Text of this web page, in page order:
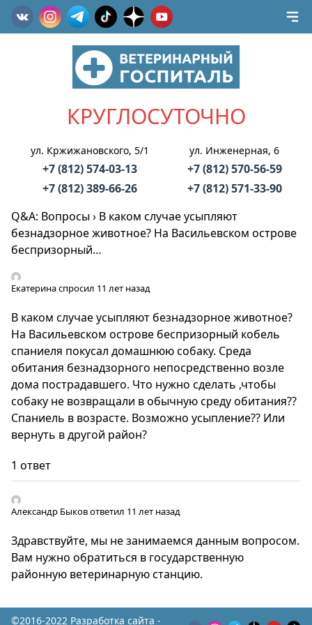
КРУГЛОСУТОЧНО
ул. Кржижановского, 5/1
+7 (812) 574-03-13
+7 (812) 389-66-26
ул. Инженерная, 6
+7 (812) 570-56-59
+7 (812) 571-33-90
Q&A: Вопросы› В каком случае усыпляют
безнадзорное животное? На Васильевском острове
беспризорный…
Екатеринаспросил 11 лет назад
В каком случае усыпляют безнадзорное животное?
На Васильевском острове беспризорный кобель
спаниеля покусал домашнюю собаку. Среда
обитания безнадзорного непосредственно возле
дома пострадавшего. Что нужно сделать ,чтобы
собаку не возвращали в обычную среду обитания??
Спаниель в возрасте. Возможно усыпление?? Или
вернуть в другой район?
1 ответ
Александр Быковответил 11 лет назад
Здравствуйте, мы не занимаемся данным вопросом.
Вам нужно обратиться в государственную
районную ветеринарную станцию.
©2016-2022 Разработка сайта -